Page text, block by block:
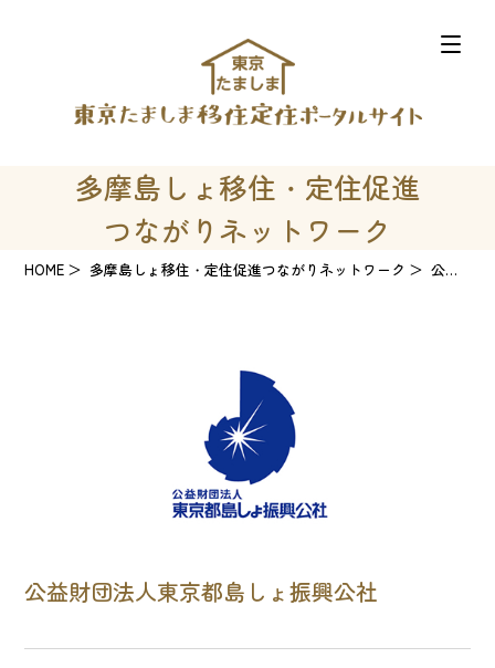
多摩島しょ移住・定住促進
つながりネットワーク
HOME 多摩島しょ移住・定住促進つながりネットワーク 公益財団法人東京都島しょ振興公社
公益財団法人東京都島しょ振興公社